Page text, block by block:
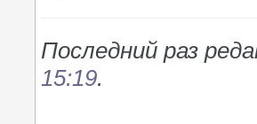
Последний раз
15:19.